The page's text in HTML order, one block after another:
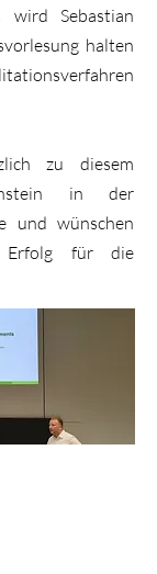
wird Sebastian
halten
zu diesem
in der
und wünschen
für die